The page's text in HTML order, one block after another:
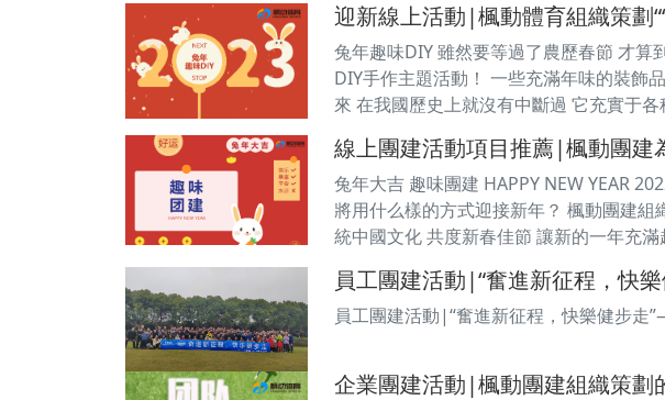
迎新線上活動|楓動體育組織策劃
兔年趣味DIY 雖然要等過了農歷春節 才算
DIY手作主題活動！ 一些充滿年味的裝飾
來 在我國歷史上就沒有中斷過 它充實于
線上團建活動項目推薦|楓動團建
兔年大吉 趣味團建 HAPPY NEW YEAR
將用什么樣的方式迎接新年？ 楓動團建
統中國文化 共度新春佳節 讓新的一年充
員工團建活動|“奮進新征程，快
員工團建活動|“奮進新征程，快樂健步
企業團建活動|楓動團建組織策劃